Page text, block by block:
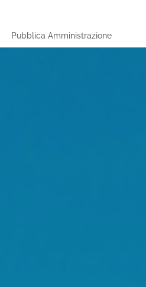
Pubblica Amministrazione